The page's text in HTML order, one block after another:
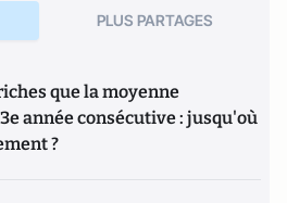
PLUS PARTAGES
que la moyenne
année consécutive : jusqu'où
?